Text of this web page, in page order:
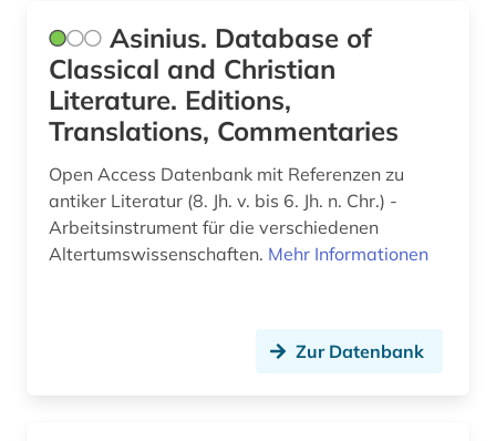
hispanistik (1)
humanismus (2)
ideengeschichte (1)
immanuel (3)
Asinius. Database of
Classical and Christian
Literature. Editions,
Translations, Commentaries
Open Access Datenbank mit Referenzen zu
antiker Literatur (8. Jh. v. bis 6. Jh. n. Chr.) -
Arbeitsinstrument für die verschiedenen
Altertumswissenschaften. Mehr Informationen
Zur Datenbank